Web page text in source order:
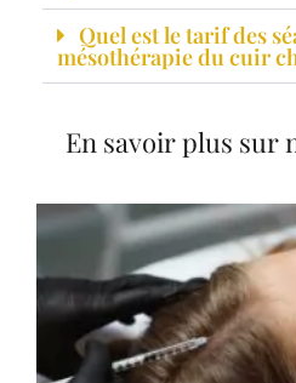
Quel est le tarif des
mésothérapie du cuir
En savoir plus sur